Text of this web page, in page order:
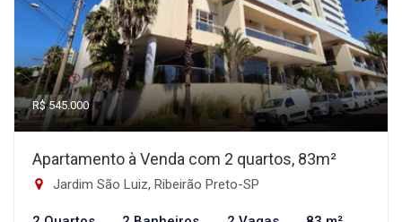
R$ 545.000
Apartamento à Venda com 2 quartos, 83m²
Jardim São Luiz, Ribeirão Preto-SP